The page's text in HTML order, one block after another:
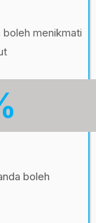
boleh menikmati
boleh